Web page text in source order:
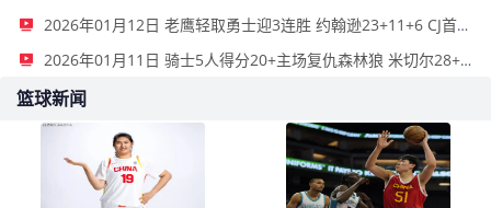
2026年01月12日 老鹰轻取勇士迎3连胜 约翰逊23+11+6 CJ首秀12分 库里31+5
2026年01月11日 骑士5人得分20+主场复仇森林狼 米切尔28+8 爱德华兹25+5
篮球新闻